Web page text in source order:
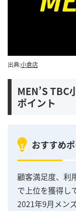
出典:小倉店
MEN’S TBC
ポイント
おすすめ
顧客満足度、利
で上位を獲得し
2021年9月メン